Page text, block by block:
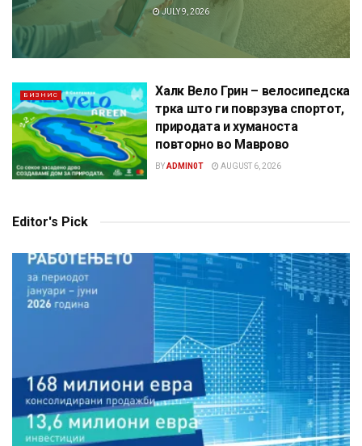
JULY 9, 2026
БИЗНИС
Халк Вело Грин – велосипедска
трка што ги поврзува спортот,
природата и хуманоста
повторно во Маврово
BYADMIN0T AUGUST 6, 2026
Editor's Pick